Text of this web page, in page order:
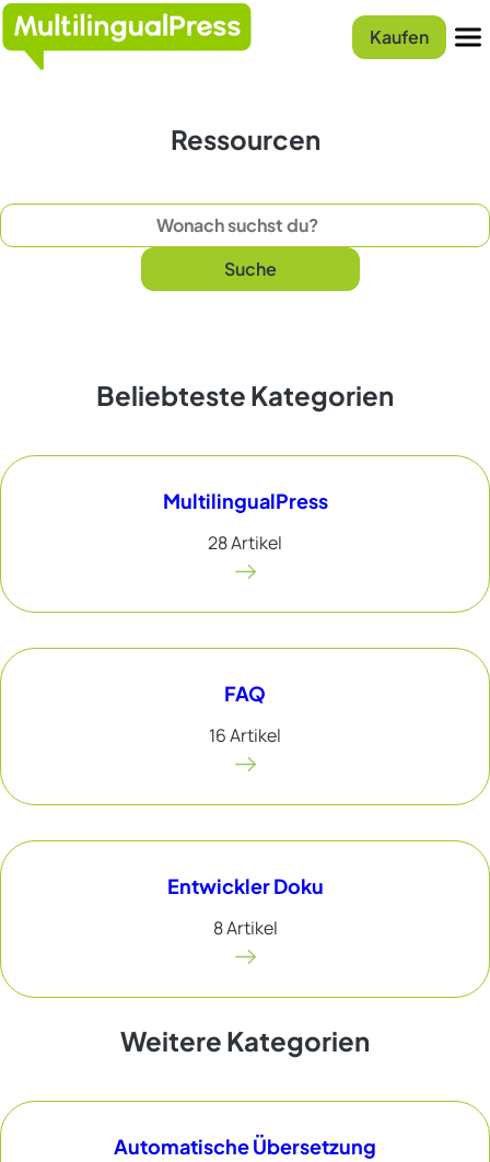
Startseite
Kaufen
Menu
Ressourcen
Suchen
Suche
Beliebteste Kategorien
MultilingualPress
28 Artikel
FAQ
16 Artikel
Entwickler Doku
8 Artikel
Weitere Kategorien
Automatische Übersetzung